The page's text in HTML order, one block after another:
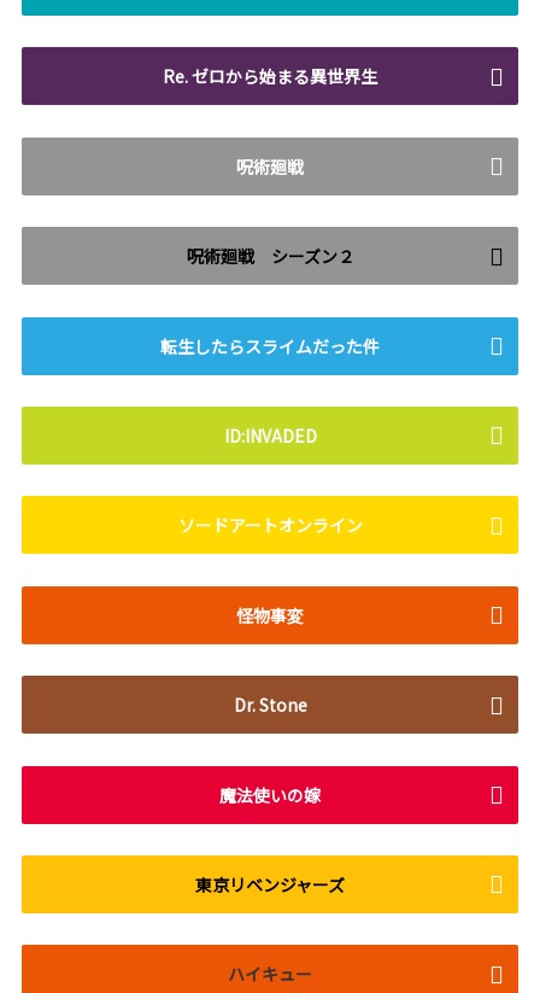
Re. ゼロから始まる異世界生
呪術廻戦
呪術廻戦 シーズン２
転生したらスライムだった件
ID:INVADED
ソードアートオンライン
怪物事変
Dr. Stone
魔法使いの嫁
東京リベンジャーズ
ハイキュー